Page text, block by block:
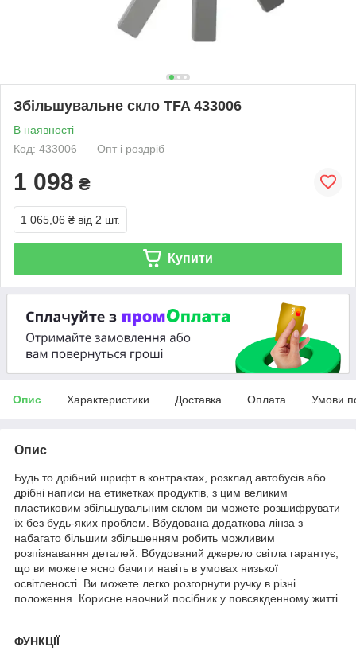
Збільшувальне скло TFA 433006
В наявності
Код: 433006
Опт і роздріб
1 098 ₴
1 065,06 ₴ від 2 шт.
Купити
Опис Характеристики Доставка Оплата Умови
Опис
Будь то дрібний шрифт в контрактах, розклад автобусів або
дрібні написи на етикетках продуктів, з цим великим
пластиковим збільшувальним склом ви можете розшифрувати
їх без будь-яких проблем. Вбудована додаткова лінза з
набагато більшим збільшенням робить можливим
розпізнавання деталей. Вбудований джерело світла гарантує,
що ви можете ясно бачити навіть в умовах низької
освітленості. Ви можете легко розгорнути ручку в різні
положення. Корисне наочний посібник у повсякденному житті.
ФУНКЦІЇ